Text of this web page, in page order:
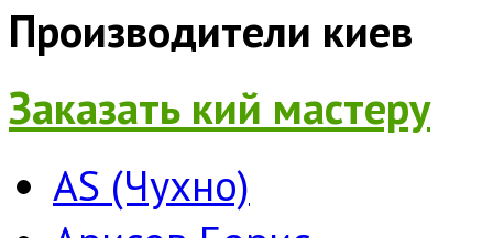
Производители киев
Заказать кий мастеру
AS (Чухно)